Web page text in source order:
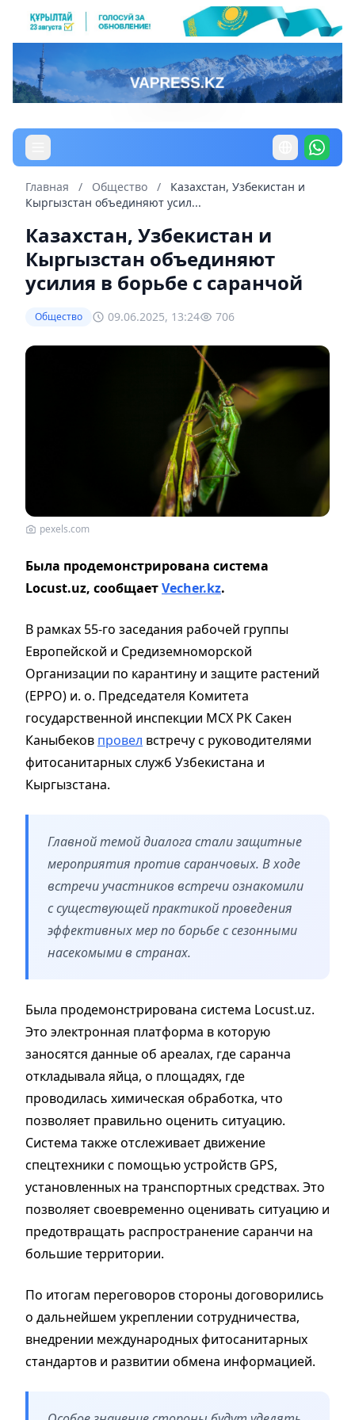
Главная / Общество /
Казахстан, Узбекистан и
Кыргызстан объединяют усил...
Казахстан, Узбекистан и
Кыргызстан объединяют
усилия в борьбе с саранчой
Общество 09.06.2025, 13:24 706
pexels.com
Была продемонстрирована система
Locust.uz, сообщаетVecher.kz.
В рамках 55-го заседания рабочей группы
Европейской и Средиземноморской
Организации по карантину и защите растений
(ЕРРО) и. о. Председателя Комитета
государственной инспекции МСХ РК Сакен
Каныбеков провел встречу с руководителями
фитосанитарных служб Узбекистана и
Кыргызстана.
Главной темой диалога стали защитные
мероприятия против саранчовых. В ходе
встречи участников встречи ознакомили
с существующей практикой проведения
эффективных мер по борьбе с сезонными
насекомыми в странах.
Была продемонстрирована система Locust.uz.
Это электронная платформа в которую
заносятся данные об ареалах, где саранча
откладывала яйца, о площадях, где
проводилась химическая обработка, что
позволяет правильно оценить ситуацию.
Система также отслеживает движение
спецтехники с помощью устройств GPS,
установленных на транспортных средствах. Это
позволяет своевременно оценивать ситуацию и
предотвращать распространение саранчи на
большие территории.
По итогам переговоров стороны договорились
о дальнейшем укреплении сотрудничества,
внедрении международных фитосанитарных
стандартов и развитии обмена информацией.